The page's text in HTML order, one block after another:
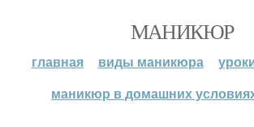
МАНИКЮР
главная виды маникюра
маникюр в домашних